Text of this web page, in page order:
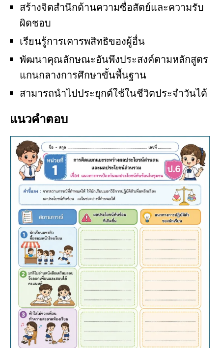
สร้างจิตสำนึกด้านความซื่อสัตย์และความรับ
ผิดชอบ
เรียนรู้การเคารพสิทธิของผู้อื่น
พัฒนาคุณลักษณะอันพึงประสงค์ตามหลักสูตร
แกนกลางการศึกษาขั้นพื้นฐาน
สามารถนำไปประยุกต์ใช้ในชีวิตประจำวันได้
แนวคำตอบ